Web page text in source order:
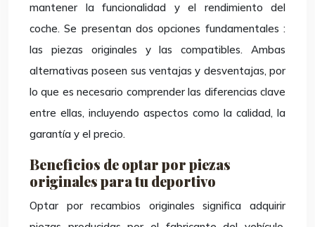
mantener la funcionalidad y el rendimiento del
coche. Se presentan dos opciones fundamentales :
las piezas originales y las compatibles. Ambas
alternativas poseen sus ventajas y desventajas, por
lo que es necesario comprender las diferencias clave
entre ellas, incluyendo aspectos como la calidad, la
garantía y el precio.
Beneficios de optar por piezas
originales para tu deportivo
Optar por recambios originales significa adquirir